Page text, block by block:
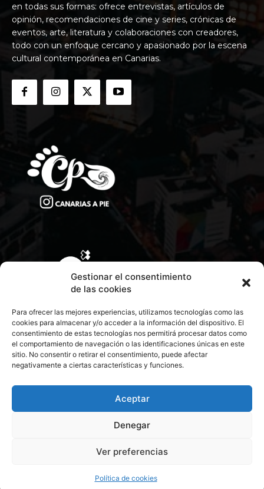
Gestionar el consentimiento
de las cookies
Para ofrecer las mejores experiencias, utilizamos tecnologías como las
cookies para almacenar y/o acceder a la información del dispositivo. El
consentimiento de estas tecnologías nos permitirá procesar datos como
el comportamiento de navegación o las identificaciones únicas en este
sitio. No consentir o retirar el consentimiento, puede afectar
negativamente a ciertas características y funciones.
Aceptar
Denegar
Ver preferencias
Política de cookies
en todas sus formas: ofrece entrevistas, artículos de
opinión, recomendaciones de cine y series, crónicas de
eventos, arte, literatura y colaboraciones con creadores,
todo con un enfoque cercano y apasionado por la escena
cultural contemporánea en Canarias.
CONTACTA CON NOSOTROS
© 2026 Todos los derechos reservados. Culturamanía